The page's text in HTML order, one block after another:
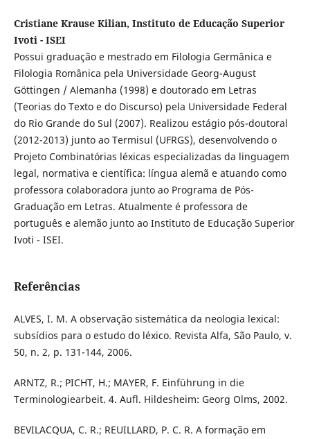
Cristiane Krause Kilian, Instituto de Educação Superior
Ivoti - ISEI
Possui graduação e mestrado em Filologia Germânica e
Filologia Românica pela Universidade Georg-August
Göttingen / Alemanha (1998) e doutorado em Letras
(Teorias do Texto e do Discurso) pela Universidade Federal
do Rio Grande do Sul (2007). Realizou estágio pós-doutoral
(2012-2013) junto ao Termisul (UFRGS), desenvolvendo o
Projeto Combinatórias léxicas especializadas da linguagem
legal, normativa e científica: língua alemã e atuando como
professora colaboradora junto ao Programa de Pós-
Graduação em Letras. Atualmente é professora de
português e alemão junto ao Instituto de Educação Superior
Ivoti - ISEI.
Referências
ALVES, I. M. A observação sistemática da neologia lexical:
subsídios para o estudo do léxico. Revista Alfa, São Paulo, v.
50, n. 2, p. 131-144, 2006.
ARNTZ, R.; PICHT, H.; MAYER, F. Einführung in die
Terminologiearbeit. 4. Aufl. Hildesheim: Georg Olms, 2002.
BEVILACQUA, C. R.; REUILLARD, P. C. R. A formação em